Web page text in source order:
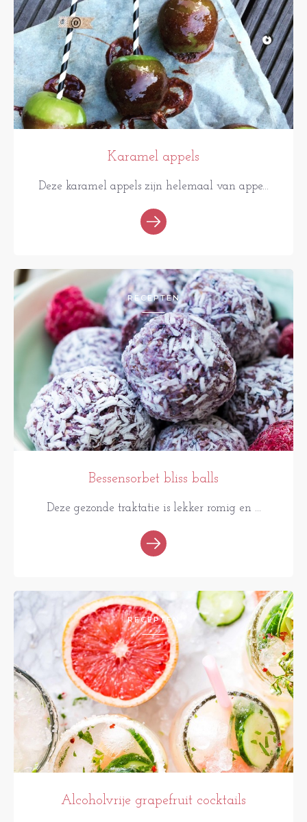
Karamel appels
Deze karamel appels zijn helemaal van appe...
RECEPTEN
Bessensorbet bliss balls
Deze gezonde traktatie is lekker romig en ...
RECEPTEN
Alcoholvrije grapefruit cocktails